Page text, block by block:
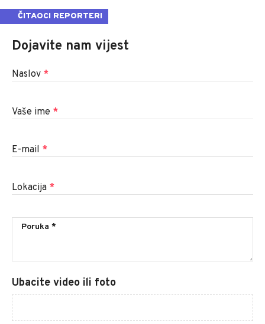
ČITAOCI REPORTERI
Dojavite nam vijest
Naslov *
Vaše ime *
E-mail *
Lokacija *
Ubacite video ili foto